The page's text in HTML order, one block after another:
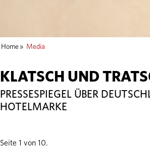
Home » Media
KLATSCH UND
PRESSESPIEGEL ÜBER
HOTELMARKE
Seite 1 von 10.